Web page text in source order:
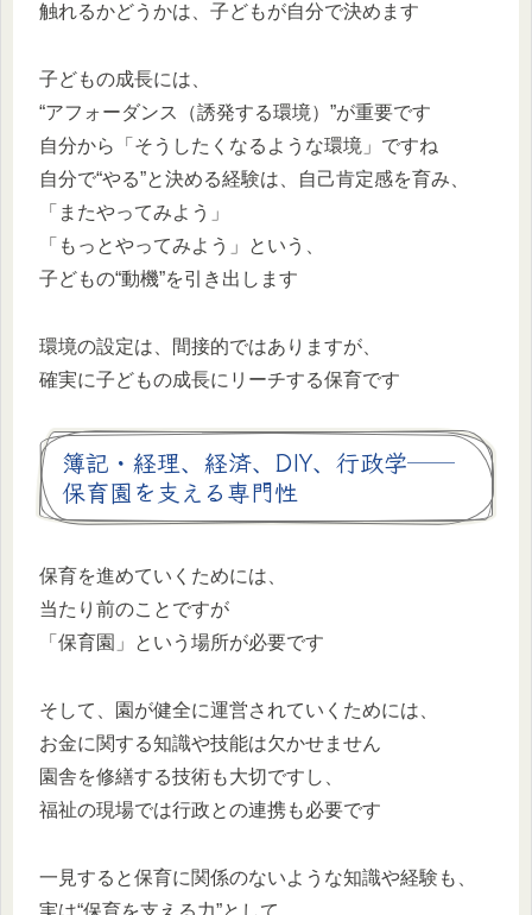
触れるかどうかは、子どもが自分で決めます
子どもの成長には、
“アフォーダンス（誘発する環境）”が重要です
自分から「そうしたくなるような環境」ですね
自分で“やる”と決める経験は、自己肯定感を育み、
「またやってみよう」
「もっとやってみよう」という、
子どもの“動機”を引き出します
環境の設定は、間接的ではありますが、
確実に子どもの成長にリーチする保育です
簿記・経理、経済、DIY、行政学──
保育園を支える専門性
保育を進めていくためには、
当たり前のことですが
「保育園」という場所が必要です
そして、園が健全に運営されていくためには、
お金に関する知識や技能は欠かせません
園舎を修繕する技術も大切ですし、
福祉の現場では行政との連携も必要です
一見すると保育に関係のないような知識や経験も、
実は“保育を支える力”として